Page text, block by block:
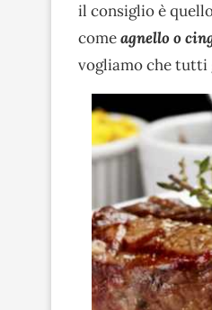
il consiglio è
comeagnello o
vogliamo che tutti